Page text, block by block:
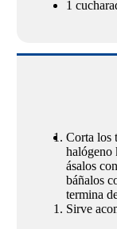
1
Corta los
halógeno
ásalos
báñalos
termina
Sirve